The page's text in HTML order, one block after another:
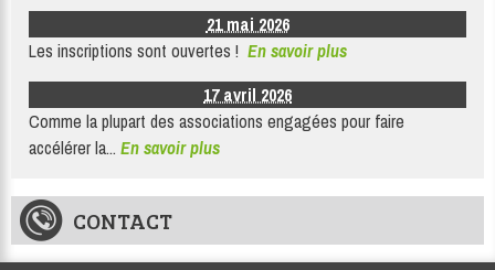
21 mai 2026
Les inscriptions sont ouvertes ! En savoir plus
17 avril 2026
Comme la plupart des associations engagées pour faire
accélérer la... En savoir plus
CONTACT